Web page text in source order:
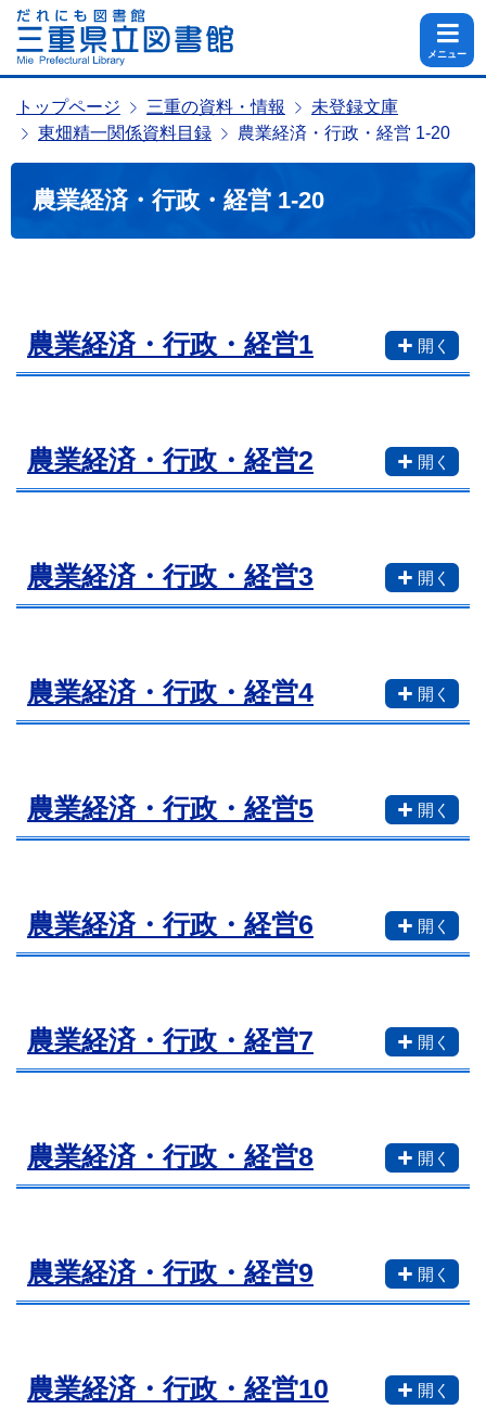
メニュー
トップページ 三重の資料・情報
未登録文庫
東畑精一関係資料目録
農業経済・行政・経営 1-20
農業経済・行政・経営 1-20
農業経済・行政・経営1
農業経済・行政・経営2
農業経済・行政・経営3
農業経済・行政・経営4
農業経済・行政・経営5
農業経済・行政・経営6
農業経済・行政・経営7
農業経済・行政・経営8
農業経済・行政・経営9
農業経済・行政・経営10